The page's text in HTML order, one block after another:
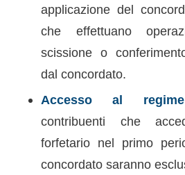
applicazione del
che effettuano
scissione o
dal concordato.
Accesso al
contribuenti che
forfetario nel primo
concordato saranno